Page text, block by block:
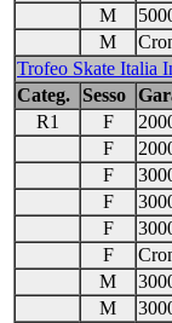
M
M
Trofeo Skate Italia
Categ. Sesso
R1
F
F
F
F
F
F
M
M